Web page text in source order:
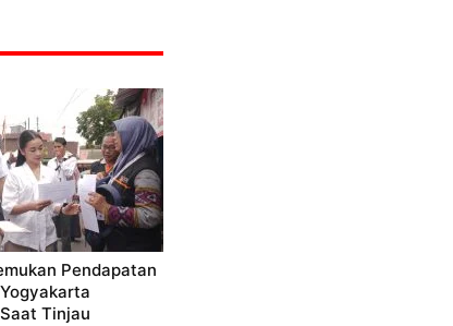
Pendapatan
Tinjau